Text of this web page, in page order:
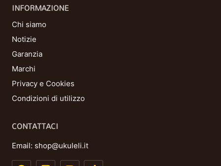
INFORMAZIONE
Chi siamo
Notizie
Garanzia
Marchi
Privacy e Cookies
Condizioni di utilizzo
CONTATTACI
Email: shop@ukuleli.it